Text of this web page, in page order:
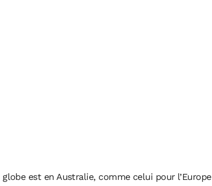
est en Australie, comme celui pour l’Europe